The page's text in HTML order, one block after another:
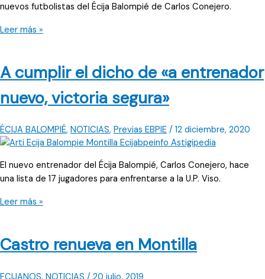
y
nuevos futbolistas del Écija Balompié de Carlos Conejero.
Isla
al
Écija
Balompié
Leer más »
A cumplir el dicho de «a entrenador
nuevo, victoria segura»
ÉCIJA BALOMPIÉ, NOTICIAS, Previas EBPIE / 12 diciembre, 2020
El nuevo entrenador del Écija Balompié, Carlos Conejero, hace
una lista de 17 jugadores para enfrentarse a la U.P. Viso.
A
dicho
de
Leer más »
Castro renueva en Montilla
ECIJANOS, NOTICIAS / 20 julio, 2019